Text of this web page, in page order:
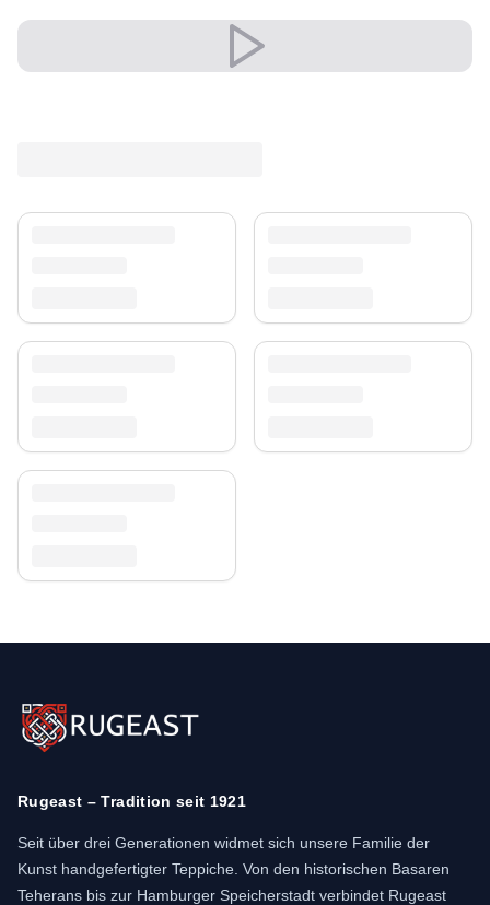
Ein zeitloser Schatz für Ihr Zuhause.
unsererTeppich-Kollektion
Rugeast – Tradition seit 1921
Seit über drei Generationen widmet sich unsere Familie der
Kunst handgefertigter Teppiche. Von den historischen Basaren
Teherans bis zur Hamburger Speicherstadt verbindet Rugeast